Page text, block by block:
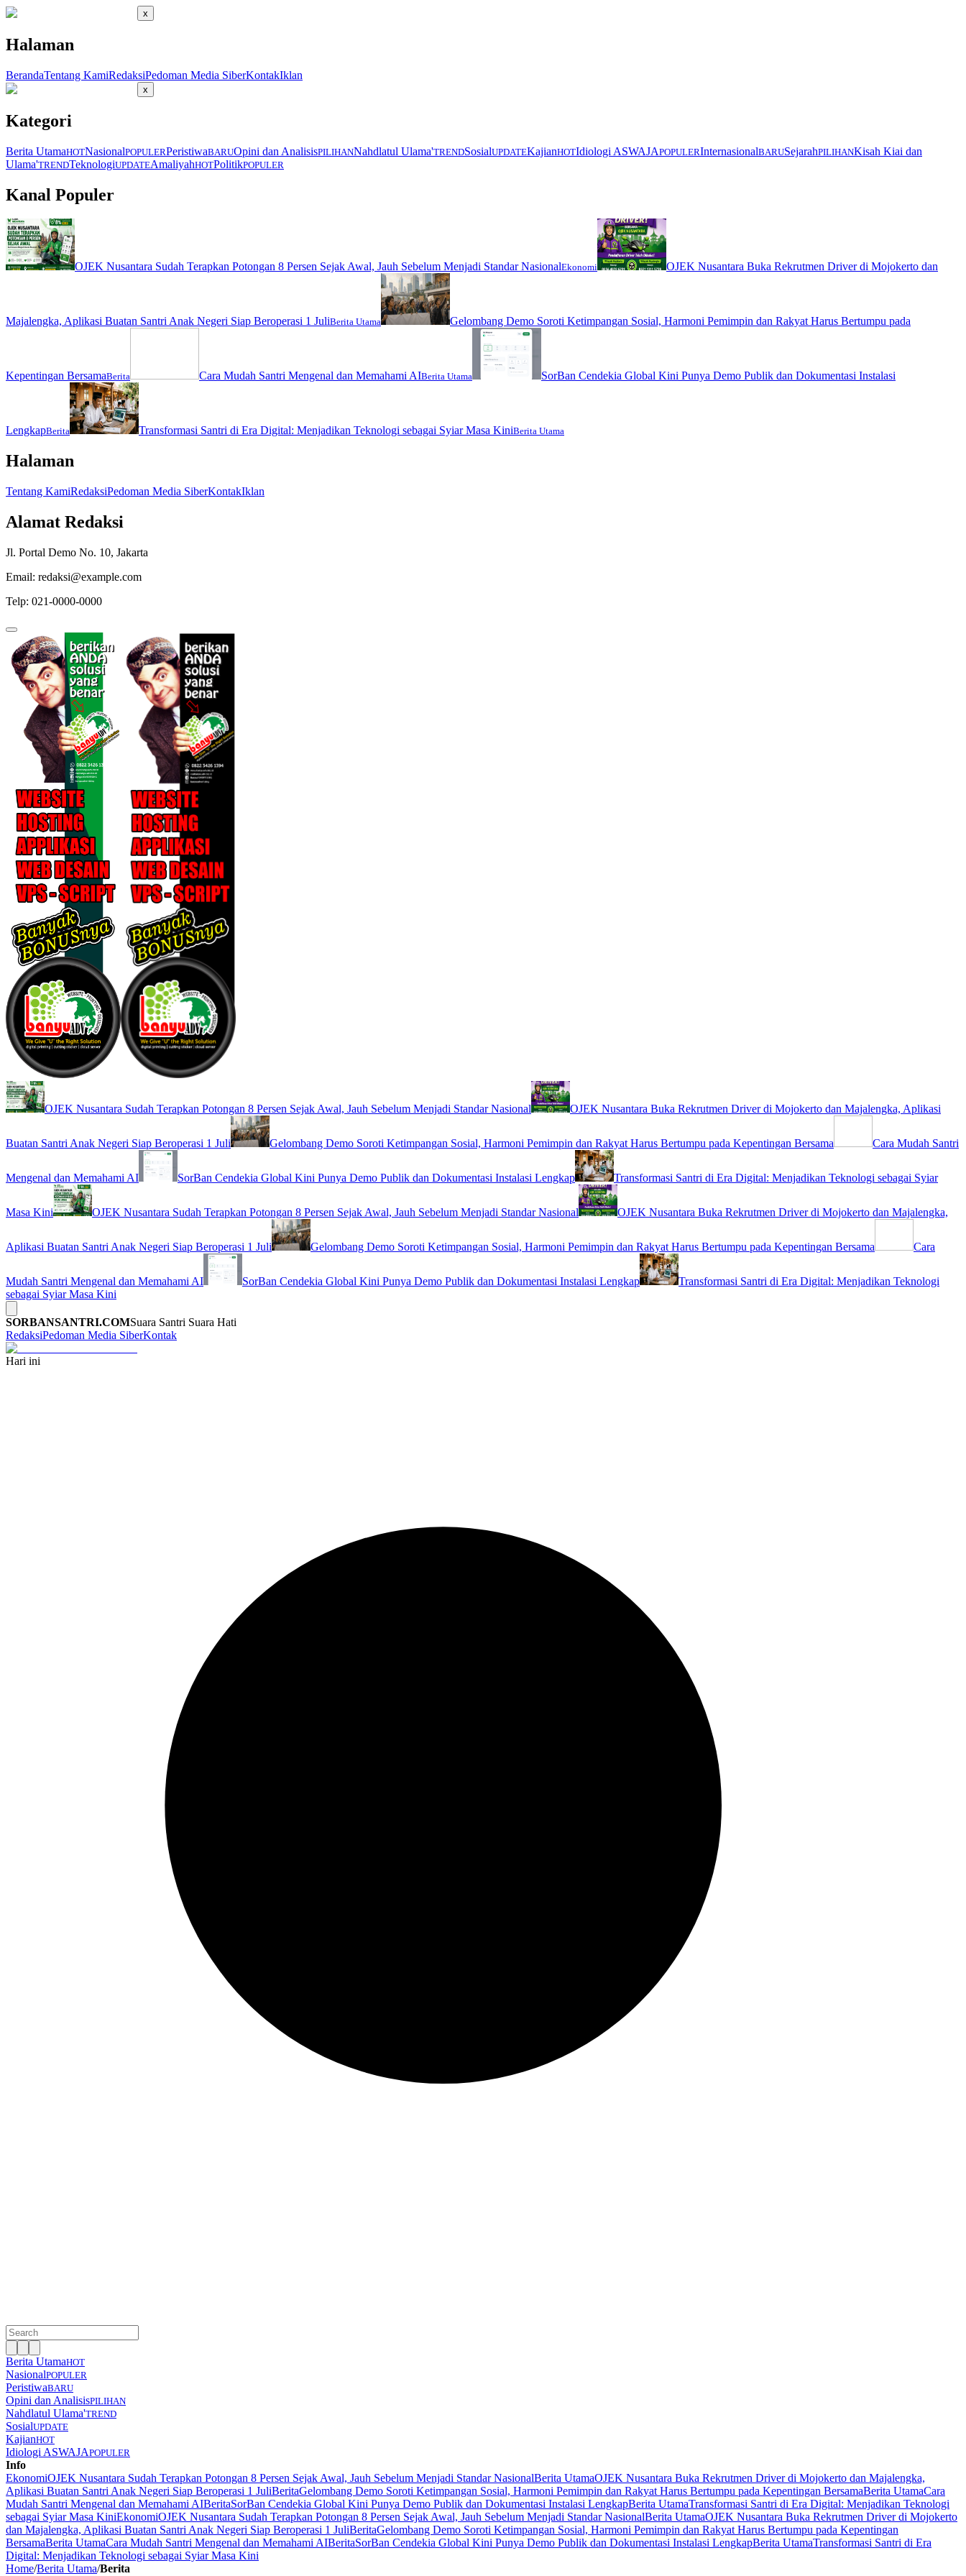
x
Halaman
BerandaTentang KamiRedaksiPedoman Media SiberKontakIklan
x
Kategori
Berita UtamaHOTNasionalPOPULERPeristiwaBARUOpini dan AnalisisPILIHANNahdlatul Ulama'TRENDSosialUPDATEKajianHOTIdiologi ASWAJAPOPULERInternasionalBARUSejarahPILIHANKisah Kiai dan
Ulama'TRENDTeknologiUPDATEAmaliyahHOTPolitikPOPULER
Kanal Populer
OJEK Nusantara Sudah Terapkan Potongan 8 Persen Sejak Awal, Jauh Sebelum Menjadi Standar NasionalEkonomi OJEK Nusantara Buka Rekrutmen Driver di Mojokerto dan
Majalengka, Aplikasi Buatan Santri Anak Negeri Siap Beroperasi 1 JuliBerita Utama Gelombang Demo Soroti Ketimpangan Sosial, Harmoni Pemimpin dan Rakyat Harus Bertumpu pada
Kepentingan BersamaBerita Cara Mudah Santri Mengenal dan Memahami AIBerita Utama SorBan Cendekia Global Kini Punya Demo Publik dan Dokumentasi Instalasi
LengkapBerita Transformasi Santri di Era Digital: Menjadikan Teknologi sebagai Syiar Masa KiniBerita Utama
Halaman
Tentang KamiRedaksiPedoman Media SiberKontakIklan
Alamat Redaksi
Jl. Portal Demo No. 10, Jakarta
Email: redaksi@example.com
Telp: 021-0000-0000
OJEK Nusantara Sudah Terapkan Potongan 8 Persen Sejak Awal, Jauh Sebelum Menjadi Standar Nasional OJEK Nusantara Buka Rekrutmen Driver di Mojokerto dan Majalengka, Aplikasi
Buatan Santri Anak Negeri Siap Beroperasi 1 Juli Gelombang Demo Soroti Ketimpangan Sosial, Harmoni Pemimpin dan Rakyat Harus Bertumpu pada Kepentingan Bersama Cara Mudah Santri
Mengenal dan Memahami AI SorBan Cendekia Global Kini Punya Demo Publik dan Dokumentasi Instalasi Lengkap Transformasi Santri di Era Digital: Menjadikan Teknologi sebagai Syiar
Masa Kini OJEK Nusantara Sudah Terapkan Potongan 8 Persen Sejak Awal, Jauh Sebelum Menjadi Standar Nasional OJEK Nusantara Buka Rekrutmen Driver di Mojokerto dan Majalengka,
Aplikasi Buatan Santri Anak Negeri Siap Beroperasi 1 Juli Gelombang Demo Soroti Ketimpangan Sosial, Harmoni Pemimpin dan Rakyat Harus Bertumpu pada Kepentingan Bersama Cara
Mudah Santri Mengenal dan Memahami AI SorBan Cendekia Global Kini Punya Demo Publik dan Dokumentasi Instalasi Lengkap
Transformasi Santri di Era Digital: Menjadikan Teknologi
sebagai Syiar Masa Kini
SORBANSANTRI.COMSuara Santri Suara Hati
RedaksiPedoman Media SiberKontak
Hari ini
Berita UtamaHOT
NasionalPOPULER
PeristiwaBARU
Opini dan AnalisisPILIHAN
Nahdlatul Ulama'TREND
SosialUPDATE
KajianHOT
Idiologi ASWAJAPOPULER
Info
EkonomiOJEK Nusantara Sudah Terapkan Potongan 8 Persen Sejak Awal, Jauh Sebelum Menjadi Standar NasionalBerita UtamaOJEK Nusantara Buka Rekrutmen Driver di Mojokerto dan Majalengka,
Aplikasi Buatan Santri Anak Negeri Siap Beroperasi 1 JuliBeritaGelombang Demo Soroti Ketimpangan Sosial, Harmoni Pemimpin dan Rakyat Harus Bertumpu pada Kepentingan BersamaBerita UtamaCara
Mudah Santri Mengenal dan Memahami AIBeritaSorBan Cendekia Global Kini Punya Demo Publik dan Dokumentasi Instalasi LengkapBerita UtamaTransformasi Santri di Era Digital: Menjadikan Teknologi
sebagai Syiar Masa KiniEkonomiOJEK Nusantara Sudah Terapkan Potongan 8 Persen Sejak Awal, Jauh Sebelum Menjadi Standar NasionalBerita UtamaOJEK Nusantara Buka Rekrutmen Driver di Mojokerto
dan Majalengka, Aplikasi Buatan Santri Anak Negeri Siap Beroperasi 1 JuliBeritaGelombang Demo Soroti Ketimpangan Sosial, Harmoni Pemimpin dan Rakyat Harus Bertumpu pada Kepentingan
BersamaBerita UtamaCara Mudah Santri Mengenal dan Memahami AIBeritaSorBan Cendekia Global Kini Punya Demo Publik dan Dokumentasi Instalasi LengkapBerita UtamaTransformasi Santri di Era
Digital: Menjadikan Teknologi sebagai Syiar Masa Kini
Home/Berita Utama/Berita